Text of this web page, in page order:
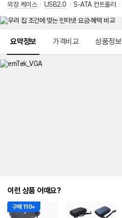
외장 케이스 / USB2.0 / S-ATA 컨트롤러 /
요약정보 가격비교 상품정보
이런 상품 어때요?
구매 110+